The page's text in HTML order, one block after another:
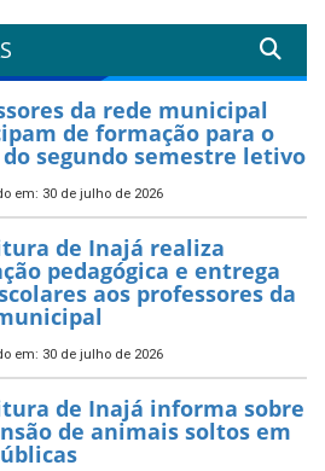
da rede municipal
de formação para o
segundo semestre letivo
em: 30 de julho de 2026
de Inajá realiza
pedagógica e entrega
aos professores da
em: 30 de julho de 2026
de Inajá informa sobre
de animais soltos em